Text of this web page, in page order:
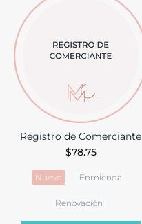
Registro de Comerciante
$78.75
Nuevo Enmienda
Renovación